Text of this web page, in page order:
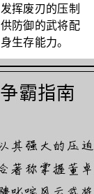
挥废刃的压制
防御的武将配
生存能力。